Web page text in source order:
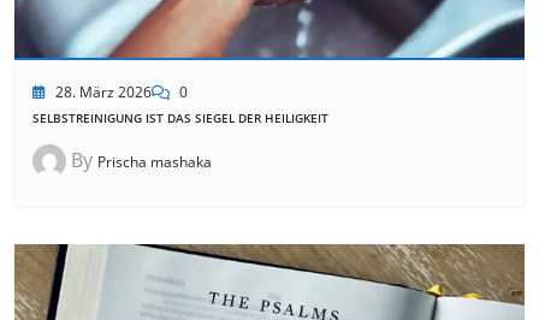
28. März 2026 0
SELBSTREINIGUNG IST DAS SIEGEL DER HEILIGKEIT
By Prischa mashaka